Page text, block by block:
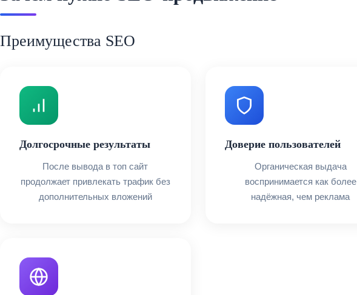
Преимущества SEO
Долгосрочные результаты
После вывода в топ сайт
продолжает привлекать трафик без
дополнительных вложений
Доверие пользователей
Органическая выдача
воспринимается как более
надёжная, чем реклама